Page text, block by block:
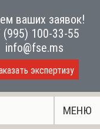
ваших заявок!
(995) 100-33-55
info@fse.ms
экспертизу
МЕНЮ